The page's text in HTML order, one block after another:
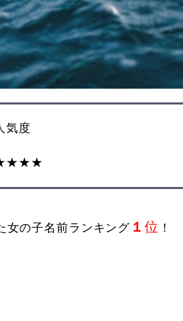
気度
女の子名前ランキング １ 位 ！